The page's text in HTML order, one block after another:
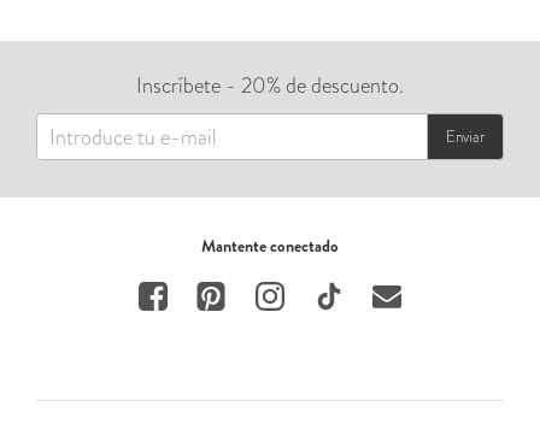
Inscríbete - 20% de descuento.
Enviar
Mantente conectado